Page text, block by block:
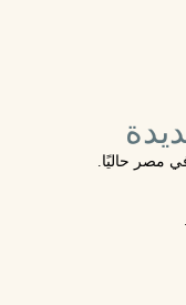
مصر حاليًا.